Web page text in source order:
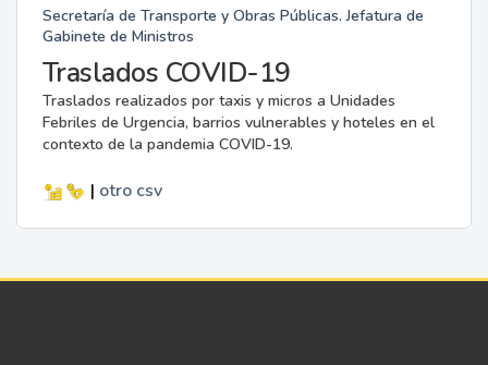
Secretaría de Transporte y Obras Públicas. Jefatura de
Gabinete de Ministros
Traslados COVID-19
Traslados realizados por taxis y micros a Unidades
Febriles de Urgencia, barrios vulnerables y hoteles en el
contexto de la pandemia COVID-19.
| otro csv